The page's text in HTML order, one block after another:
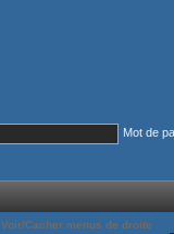
Mot de
Voir/Cacher menus de droite